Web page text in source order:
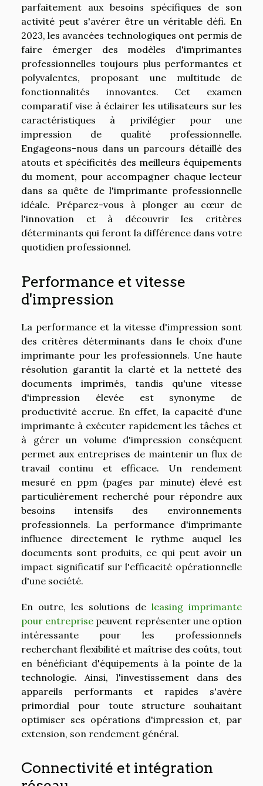
parfaitement aux besoins spécifiques de son
activité peut s'avérer être un véritable défi. En
2023, les avancées technologiques ont permis de
faire émerger des modèles d'imprimantes
professionnelles toujours plus performantes et
polyvalentes, proposant une multitude de
fonctionnalités innovantes. Cet examen
comparatif vise à éclairer les utilisateurs sur les
caractéristiques à privilégier pour une
impression de qualité professionnelle.
Engageons-nous dans un parcours détaillé des
atouts et spécificités des meilleurs équipements
du moment, pour accompagner chaque lecteur
dans sa quête de l'imprimante professionnelle
idéale. Préparez-vous à plonger au cœur de
l'innovation et à découvrir les critères
déterminants qui feront la différence dans votre
quotidien professionnel.
Performance et vitesse
d'impression
La performance et la vitesse d'impression sont
des critères déterminants dans le choix d'une
imprimante pour les professionnels. Une haute
résolution garantit la clarté et la netteté des
documents imprimés, tandis qu'une vitesse
d'impression élevée est synonyme de
productivité accrue. En effet, la capacité d'une
imprimante à exécuter rapidement les tâches et
à gérer un volume d'impression conséquent
permet aux entreprises de maintenir un flux de
travail continu et efficace. Un rendement
mesuré en ppm (pages par minute) élevé est
particulièrement recherché pour répondre aux
besoins intensifs des environnements
professionnels. La performance d'imprimante
influence directement le rythme auquel les
documents sont produits, ce qui peut avoir un
impact significatif sur l'efficacité opérationnelle
d'une société.
En outre, les solutions de leasing imprimante
pour entreprise peuvent représenter une option
intéressante pour les professionnels
recherchant flexibilité et maîtrise des coûts, tout
en bénéficiant d'équipements à la pointe de la
technologie. Ainsi, l'investissement dans des
appareils performants et rapides s'avère
primordial pour toute structure souhaitant
optimiser ses opérations d'impression et, par
extension, son rendement général.
Connectivité et intégration